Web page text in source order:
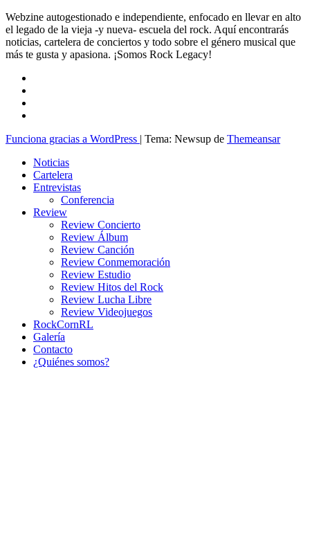
Webzine autogestionado e independiente, enfocado en llevar en alto
el legado de la vieja -y nueva- escuela del rock. Aquí encontrarás
noticias, cartelera de conciertos y todo sobre el género musical que
más te gusta y apasiona. ¡Somos Rock Legacy!
Funciona gracias a WordPress | Tema: Newsup de Themeansar
Noticias
Cartelera
Entrevistas
Conferencia
Review
Review Concierto
Review Álbum
Review Canción
Review Conmemoración
Review Estudio
Review Hitos del Rock
Review Lucha Libre
Review Videojuegos
RockCornRL
Galería
Contacto
¿Quiénes somos?